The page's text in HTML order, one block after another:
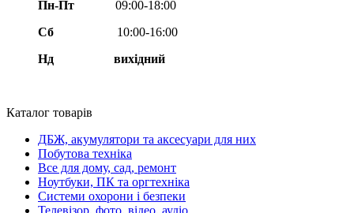
Пн-Пт
09:00-18:00
Сб
10:00-16:00
Нд вихідний
Каталог товарів
ДБЖ, акумулятори та аксесуари для них
Побутова техніка
Все для дому, сад, ремонт
Ноутбуки, ПК та оргтехніка
Системи охорони і безпеки